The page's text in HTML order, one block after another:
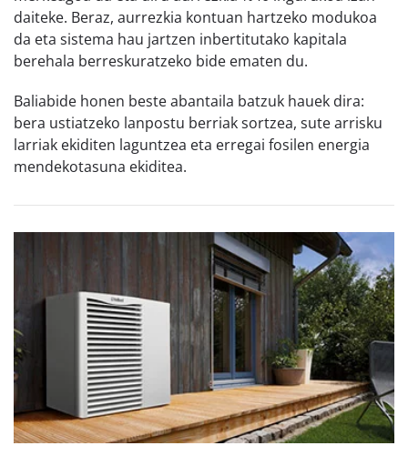
daiteke. Beraz, aurrezkia kontuan hartzeko modukoa
da eta sistema hau jartzen inbertitutako kapitala
berehala berreskuratzeko bide ematen du.
Baliabide honen beste abantaila batzuk hauek dira:
bera ustiatzeko lanpostu berriak sortzea, sute arrisku
larriak ekiditen laguntzea eta erregai fosilen energia
mendekotasuna ekiditea.